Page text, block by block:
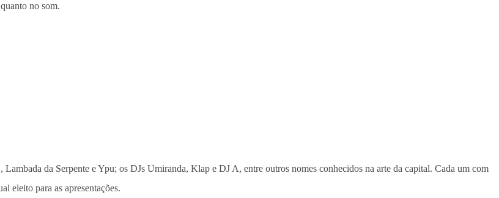
no som.
da Serpente e Ypu; os DJs Umiranda, Klap e DJ A, entre outros nomes conhecidos na arte da capital. Cada um com
eleito para as apresentações.